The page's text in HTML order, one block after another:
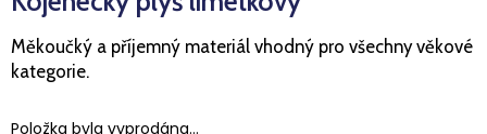
Měkoučký a příjemný materiál vhodný pro všechny věkové
kategorie.
Položka byla vyprodána…
j
í